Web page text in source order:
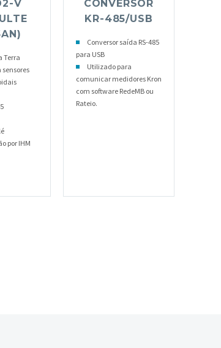
V
Terra
sensores
por IHM
CONVERSOR
KR-485/USB
Conversor saída RS-485
para USB
Utilizado para
comunicar medidores Kron
com software RedeMB ou
Rateio.